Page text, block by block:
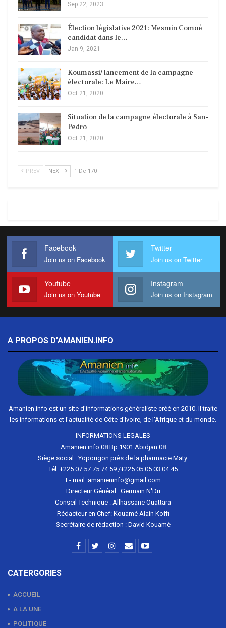
Sep 22, 2023
Élection législative 2021: Mesmin Comoé
candidat dans le…
Jan 9, 2021
Koumassi/ lancement de la campagne
électorale: Le Maire…
Oct 21, 2020
Situation de la campagne électorale à San-
Pedro
Oct 21, 2020
PREV NEXT 1 De 170
Facebook
Join us on Facebook
Twitter
Join us on Twitter
Youtube
Join us on Youtube
Instagram
Join us on Instagram
A PROPOS D’AMANIEN.INFO
Amanien.info est un site d'informations généraliste créé en 2010. Il traite
les informations et l'actualité de Côte d'Ivoire, de l'Afrique et du monde.
INFORMATIONS LEGALES
Amanien.info 08 Bp 1901 Abidjan 08
Siège social : Yopougon près de la pharmacie Maty.
Tél: +225 07 57 75 74 59 /+225 05 05 03 04 45
E- mail: amanieninfo@gmail.com
Directeur Général : Germain N'Dri
Conseil Technique : Allhassane Ouattara
Rédacteur en Chef: Kouamé Alain Koffi
Secrétaire de rédaction : David Kouamé
CATERGORIES
ACCUEIL
A LA UNE
POLITIQUE